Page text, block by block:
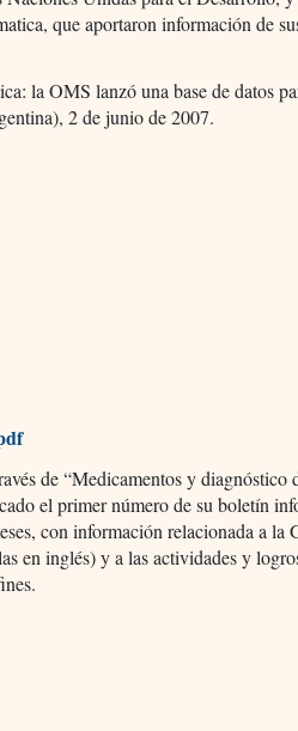
que aportaron información de
la OMS lanzó una base de datos
2 de junio de 2007.
de “Medicamentos y diagnóstico
el primer número de su boletín
con información relacionada a la
en inglés) y a las actividades y